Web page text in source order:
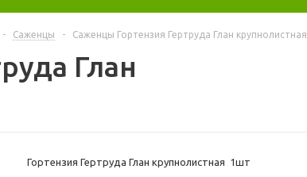
- Саженцы - Саженцы Гортензия Гертруда Глан
Глан
Гортензия Гертруда Глан крупнолистная 1шт